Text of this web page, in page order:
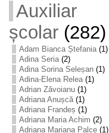
Auxiliar
școlar(282)
Adam Bianca Ștefania(1)
Adina Seria(2)
Adina Sorina Seleșan(1)
Adina-Elena Relea(1)
Adrian Zăvoianu(1)
Adriana Anușcă(1)
Adriana Frandeș (1)
Adriana Maria Achim (2)
Adriana Mariana Palce(1)